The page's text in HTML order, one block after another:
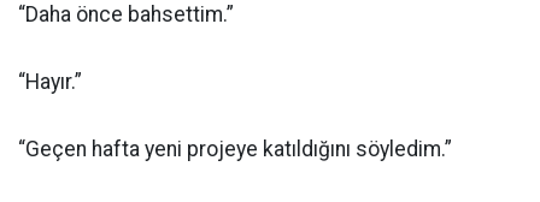
“Daha önce bahsettim.”
“Hayır.”
“Geçen hafta yeni projeye katıldığını söyledim.”